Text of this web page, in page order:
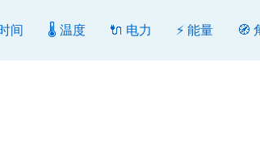
间 🌡️ 温度 🔌 电力 ⚡ 能量 🧭